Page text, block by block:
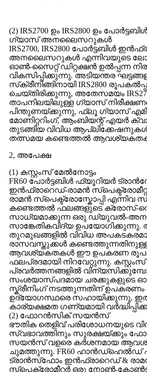
(2) IRS2700 ഉം IRS2800 ഉം
ഗ്യാസ് അനലൈസറുകൾ
IRS2700, IRS2800 പോർട്ടബിൾ
അനലൈസറുകൾ എന്നിവയുടെ
ഓൺ-സൈറ്റ് ഡിറ്റക്ഷൻ ഉൽപ്പന്ന
വികസിപ്പിക്കുന്നു. അടിയന്തര
സ്‌ക്രീനിങ്ങിനായി IRS2800
ചെയ്‌തിരിക്കുന്നു, അതേസമയം
താപനിലയിലുള്ള ഗ്യാസ്
പിന്തുണയ്ക്കുന്നു, ഫ്ലൂ ഗ്യാസ്
മോണിറ്ററിംഗ്, ആംബിയന്റ് എയർ
തുടങ്ങിയ വിവിധ
തത്സമയ കണ്ടെത്തൽ ആവശ്യകതകൾ
2, അപേക്ഷ
(1) കസ്റ്റംസ് മേൽനോട്ടം
FR60 പോർട്ടബിൾ ഫ്യൂറിയർ
ഇൻഫ്രാറെഡ്-രാമൻ
രാമൻ സ്പെക്ട്രോസ്കോപ്പി എന്നിവ
കണ്ടെത്തൽ ഫലങ്ങളുടെ ക്രോസ്-
സാധ്യമാക്കുന്ന ഒരു ഡ്യുവൽ-
സാങ്കേതികവിദ്യ ഉപയോഗിക്കുന്നു.
തുറമുഖങ്ങളിൽ വിവിധ
രാസവസ്തുക്കൾ
ആവശ്യകതകൾ ഈ ഉപകരണ
ഫലപ്രദമായി നിറവേറ്റുന്നു.
പ്രവർത്തനങ്ങളിൽ
സംശയാസ്പദമായ ചരക്കുകളുടെ
സ്ക്രീനിംഗ് നടത്തുന്നതിന്
ഉദ്യോഗസ്ഥരെ സഹായിക്കുന്നു,
കാര്യക്ഷമത ഗണ്യമായി
(2) ഫോറൻസിക് സയൻസ്
ഭൗതിക തെളിവ് പരിശോധനയുടെ
സ്വഭാവത്തിനും സുരക്ഷയ്ക്കും
സയൻസ് വളരെ കർശനമായ
ചുമത്തുന്നു. FR60 ഹാൻഡ്‌ഹെൽഡ്
ട്രാൻസ്‌ഫോം ഇൻഫ്രാറെഡ് &
സ്പെക്ട്രോമീറ്റർ ഒരു നോൺ-